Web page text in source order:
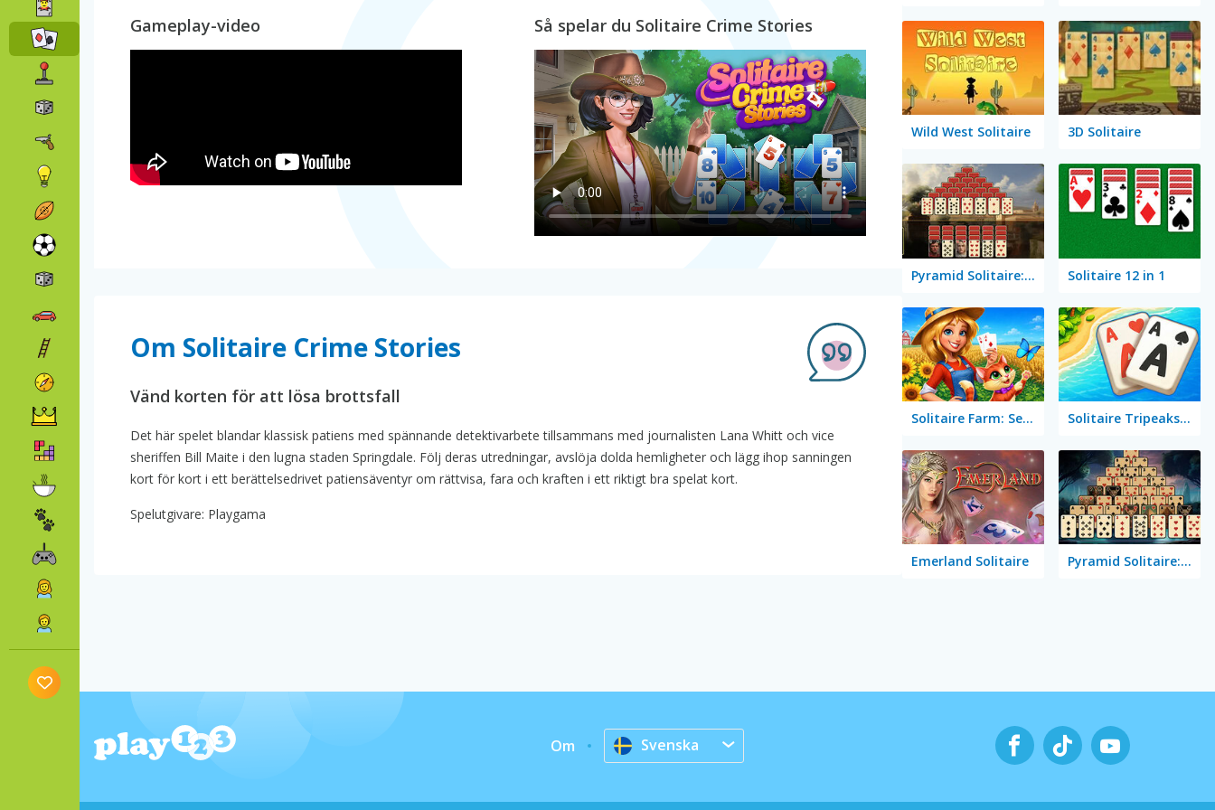
Gameplay-video Så spelar du Solitaire Crime Stories
Om Solitaire Crime Stories
Vänd korten för att lösa brottsfall
Det här spelet blandar klassisk patiens med spännande detektivarbete tillsammans med journalisten Lana Whitt och vice
sheriffen Bill Maite i den lugna staden Springdale. Följ deras utredningar, avslöja dolda hemligheter och lägg ihop sanningen
kort för kort i ett berättelsedrivet patiensäventyr om rättvisa, fara och kraften i ett riktigt bra spelat kort.
Spelutgivare: Playgama
Wild West Solitaire 3D Solitaire
Pyramid Solitaire: Ancient Rome Solitaire 12 in 1
Solitaire Farm: Seasons 5 Solitaire Tripeaks Escapes
Emerland Solitaire Pyramid Solitaire: Great Pyramid
Om Svenska